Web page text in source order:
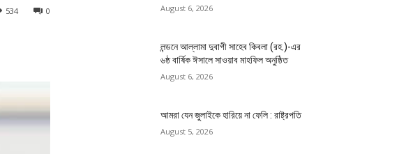
0
534 August 6, 2026
লন্ডনে আল্লামা দুবাগী সাহেব কিবলা (রহ.)-এর
৬ষ্ঠ বার্ষিক ঈসালে সাওয়াব মাহফিল অনুষ্ঠিত
August 6, 2026
আমরা যেন জুলাইকে হারিয়ে না ফেলি : রাষ্ট্রপতি
August 5, 2026